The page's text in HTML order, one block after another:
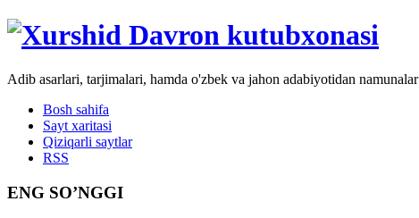
Adib asarlari, tarjimalari, hamda o'zbek va jahon adabiyotidan namunalar
Bosh sahifa
Sayt xaritasi
Qiziqarli saytlar
RSS
ENG SO’NGGI